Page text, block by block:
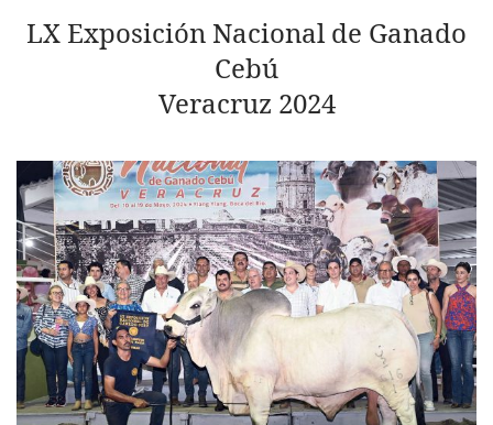
CONTACTO
BÚSQUEDA EN EL SITIO
LX Exposición Nacional de Ganado
Cebú
Veracruz 2024